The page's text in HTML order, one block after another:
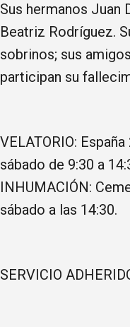
Sus hermanos Juan
Beatriz Rodríguez.
sobrinos; sus
participan su
VELATORIO:
sábado de 9:30 a
INHUMACIÓN:
sábado a las 14:30.
SERVICIO